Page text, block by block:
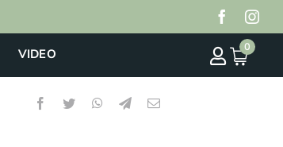
VIDEO 0